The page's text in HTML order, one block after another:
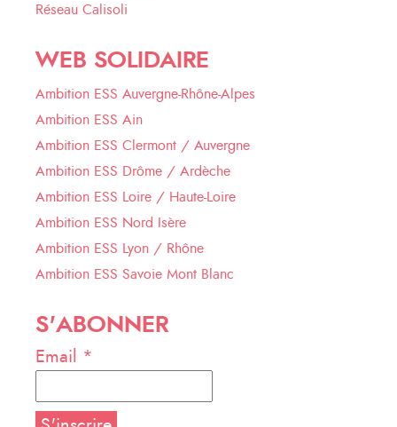
Réseau Calisoli
WEB SOLIDAIRE
Ambition ESS Auvergne-Rhône-Alpes
Ambition ESS Ain
Ambition ESS Clermont / Auvergne
Ambition ESS Drôme / Ardèche
Ambition ESS Loire / Haute-Loire
Ambition ESS Nord Isère
Ambition ESS Lyon / Rhône
Ambition ESS Savoie Mont Blanc
S'ABONNER
Email *